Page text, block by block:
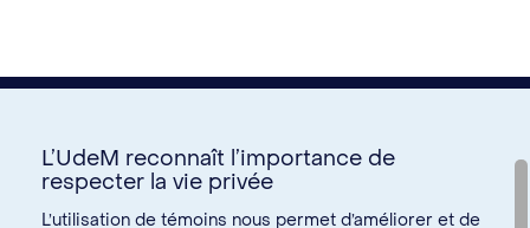
Nous joindre
L’UdeM reconnaît l’importance de
respecter la vie privée
L’utilisation de témoins nous permet d’améliorer et de